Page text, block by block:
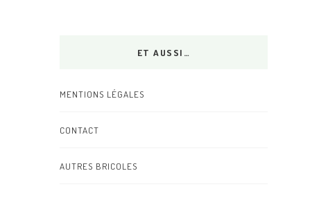
ET AUSSI…
MENTIONS LÉGALES
CONTACT
AUTRES BRICOLES